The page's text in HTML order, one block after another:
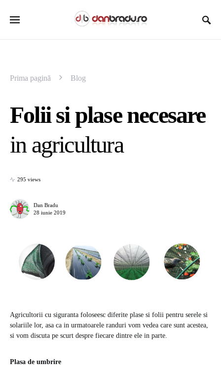
Prima pagină Blog
Folii si plase necesare
in agricultura
295 views
Dan Bradu
28 iunie 2019
Agricultorii cu siguranta foloseesc diferite plase si folii pentru serele si
solariile lor, asa ca in urmatoarele randuri vom vedea care sunt acestea,
si vom discuta pe scurt despre fiecare dintre ele in parte.
Plasa de umbrire